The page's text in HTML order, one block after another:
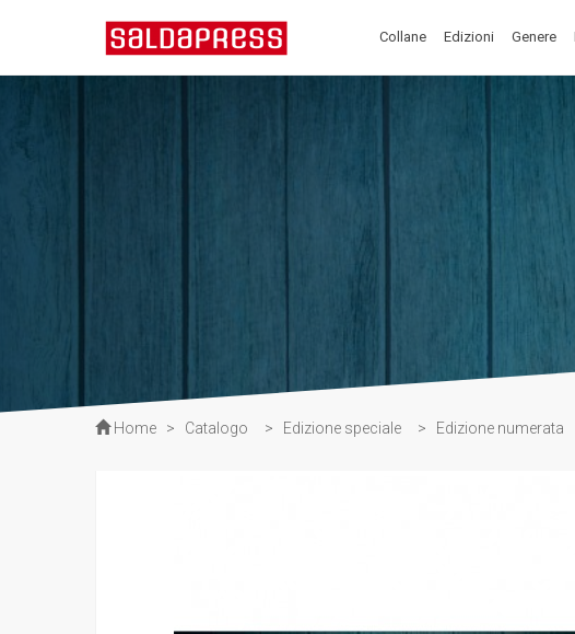
Collane Edizioni Genere
Home > Catalogo > Edizione speciale > Edizione numerata